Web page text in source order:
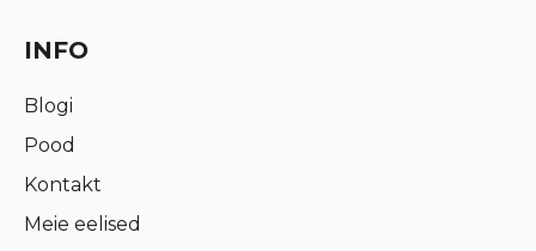
INFO
Blogi
Pood
Kontakt
Meie eelised